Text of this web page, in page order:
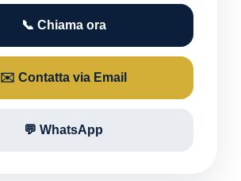
📞 Chiama ora
✉️ Contatta via Email
💬 WhatsApp